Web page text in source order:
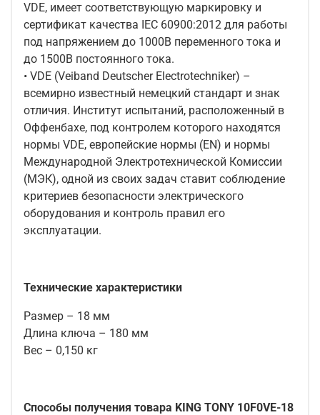
VDE, имеет соответствующую маркировку и
сертификат качества IEC 60900:2012 для работы
под напряжением до 1000В переменного тока и
до 1500В постоянного тока.
• VDE (Veiband Deutscher Electrotechniker) –
всемирно известный немецкий стандарт и знак
отличия. Институт испытаний, расположенный в
Оффенбахе, под контролем которого находятся
нормы VDE, европейские нормы (EN) и нормы
Международной Электротехнической Комиссии
(МЭК), одной из своих задач ставит соблюдение
критериев безопасности электрического
оборудования и контроль правил его
эксплуатации.
Технические характеристики
Размер – 18 мм
Длина ключа – 180 мм
Вес – 0,150 кг
Способы получения товара KING TONY 10F0VE-18